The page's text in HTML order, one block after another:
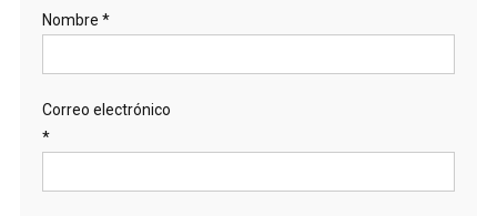
Nombre *
Correo electrónico
*